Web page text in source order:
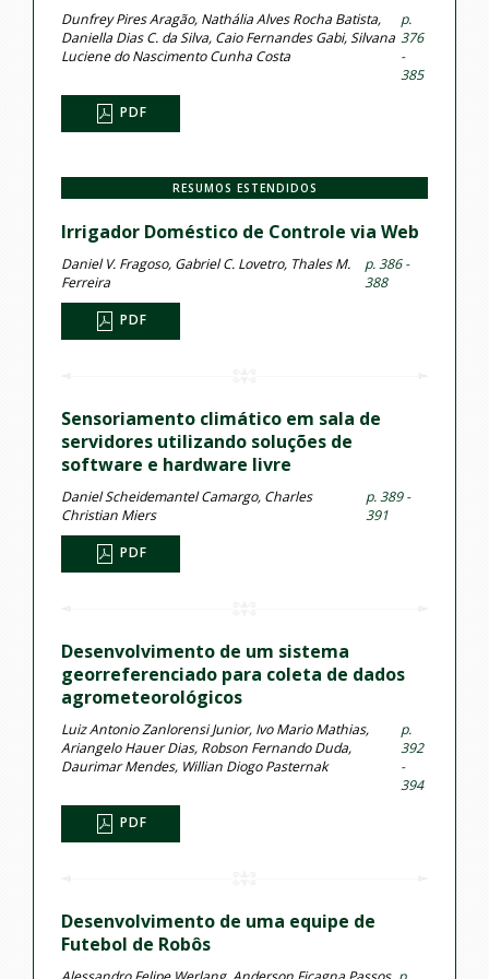
Dunfrey Pires Aragão, Nathália Alves Rocha Batista,
Daniella Dias C. da Silva, Caio Fernandes Gabi, Silvana
Luciene do Nascimento Cunha Costa
p.
376
-
385
PDF
RESUMOS ESTENDIDOS
Irrigador Doméstico de Controle via Web
Daniel V. Fragoso, Gabriel C. Lovetro, Thales M.
Ferreira
p. 386 -
388
PDF
Sensoriamento climático em sala de
servidores utilizando soluções de
software e hardware livre
Daniel Scheidemantel Camargo, Charles
Christian Miers
p. 389 -
391
PDF
Desenvolvimento de um sistema
georreferenciado para coleta de dados
agrometeorológicos
Luiz Antonio Zanlorensi Junior, Ivo Mario Mathias,
Ariangelo Hauer Dias, Robson Fernando Duda,
Daurimar Mendes, Willian Diogo Pasternak
p.
392
-
394
PDF
Desenvolvimento de uma equipe de
Futebol de Robôs